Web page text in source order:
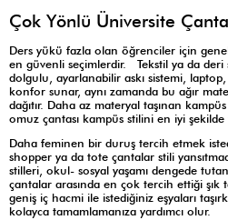
Çok Yönlü Üniversite
Ders yükü fazla olan öğrenciler için
en güvenli seçimlerdir. Tekstil ya da deri
dolgulu, ayarlanabilir askı sistemi, laptop,
konfor sunar, aynı zamanda bu ağır
dağıtır. Daha az materyal taşınan
omuz çantası kampüs stilini en iyi şekilde
Daha feminen bir duruş tercih etmek
shopper ya da tote çantalar stili
stilleri, okul- sosyal yaşamı dengede
çantalar arasında en çok tercih ettiği şık
geniş iç hacmi ile istediğiniz eşyaları
kolayca tamamlamanıza yardımcı olur.